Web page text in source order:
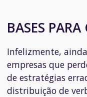
BASES
Infelizmente,
empresas que
de estratégias
distribuição de